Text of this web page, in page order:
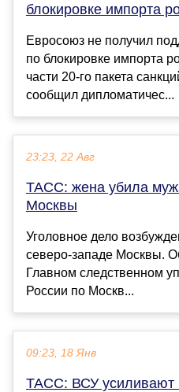
блокировке импорта
Евросоюз не получил
по блокировке импорта
части 20-го пакета
сообщил дипломатичес...
23:23, 22 Авг
ТАСС: жена убила
Москвы
Уголовное дело
северо-западе Москвы.
Главном следственном
России по Москв...
09:23, 18 Янв
ТАСС: ВСУ усиливают